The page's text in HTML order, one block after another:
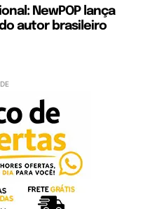
NewPOP lança
do autor brasileiro